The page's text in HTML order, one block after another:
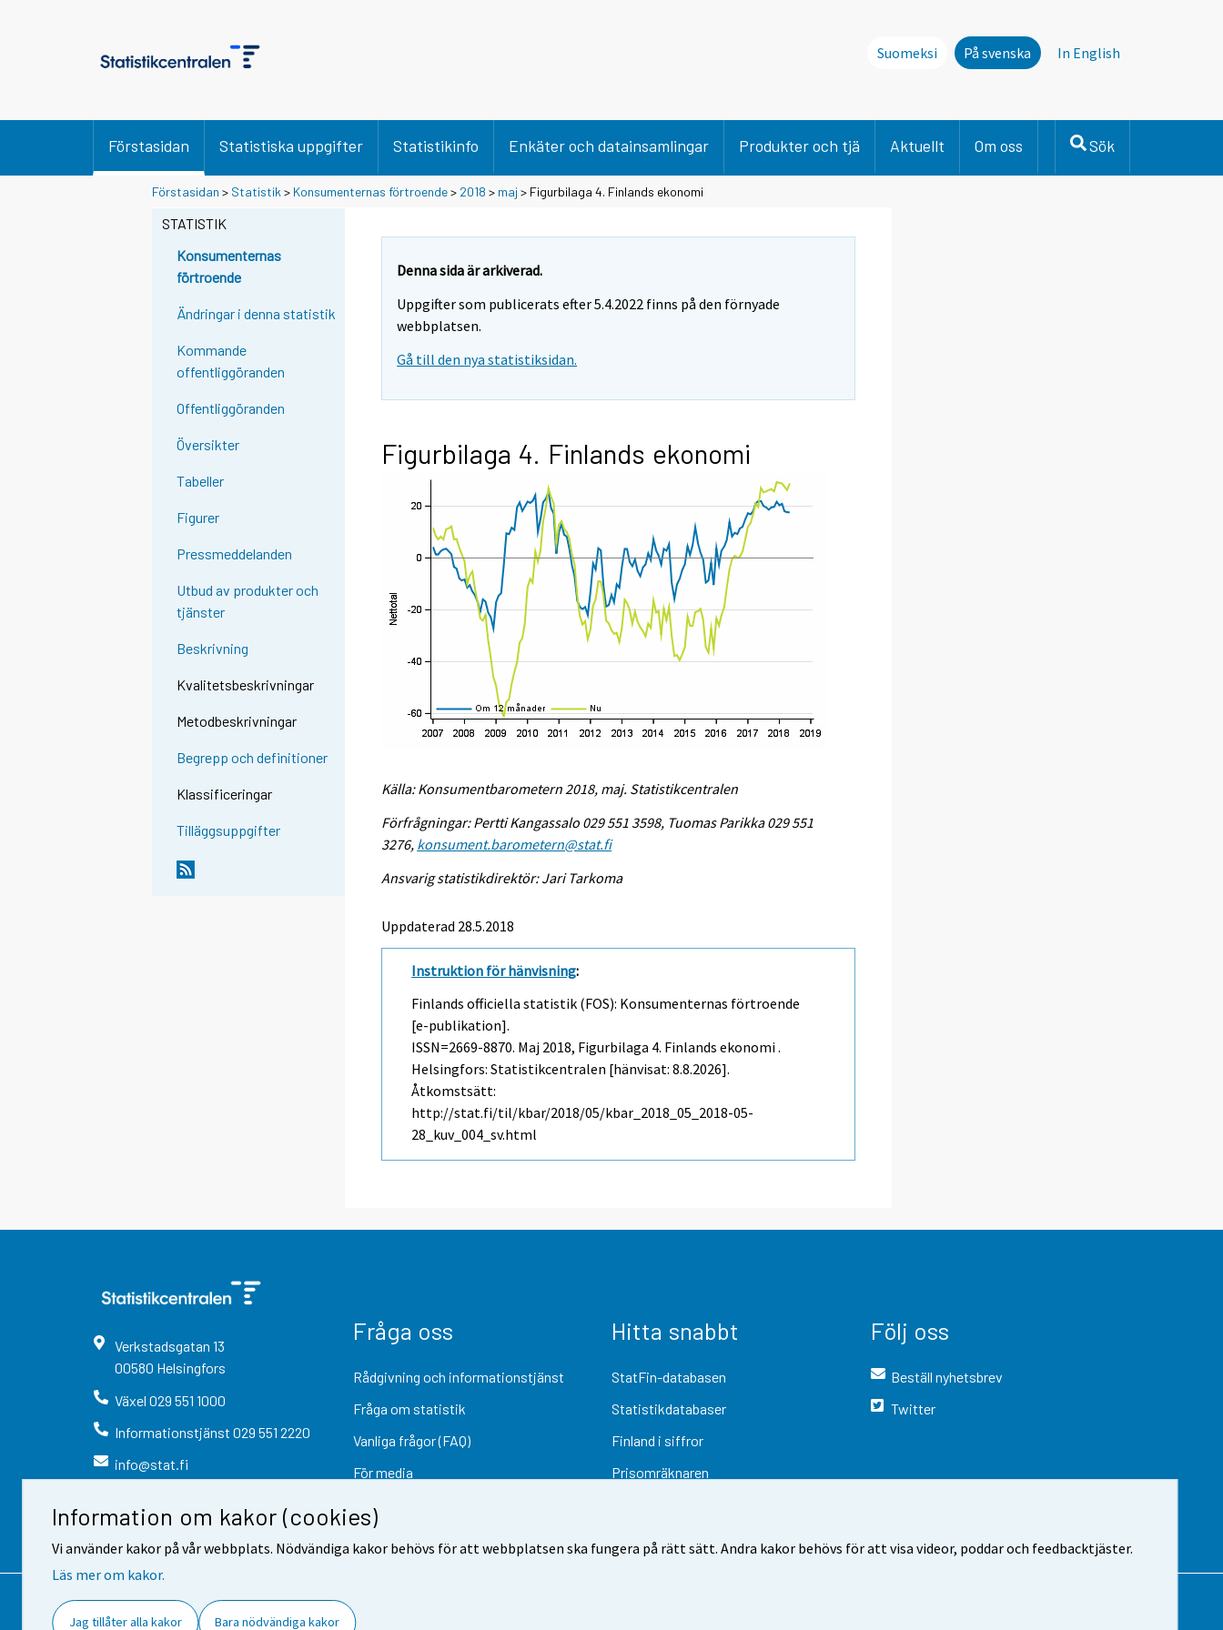
Information om kakor (cookies)
Vi använder kakor på vår webbplats. Nödvändiga kakor behövs för att webbplatsen ska fungera på rätt sätt. Andra kakor behövs för att visa videor, poddar och feedbacktjäster.
Läs mer om kakor.
Jag tillåter alla kakor Bara nödvändiga kakor
Suomeksi På svenska In English
Förstasidan Statistiska uppgifter Statistikinfo Enkäter och datainsamlingar Produkter och tjä Aktuellt Om oss Sök
Förstasidan > Statistik > Konsumenternas förtroende> 2018 > maj > Figurbilaga 4. Finlands ekonomi
STATISTIK
Konsumenternas
förtroende
Ändringar i denna statistik
Kommande
offentliggöranden
Offentliggöranden
Översikter
Tabeller
Figurer
Pressmeddelanden
Utbud av produkter och
tjänster
Beskrivning
Kvalitetsbeskrivningar
Metodbeskrivningar
Begrepp och definitioner
Klassificeringar
Tilläggsuppgifter
Denna sida är arkiverad.
Uppgifter som publicerats efter 5.4.2022 finns på den förnyade
webbplatsen.
Gå till den nya statistiksidan.
Figurbilaga 4. Finlands ekonomi
Källa: Konsumentbarometern 2018, maj. Statistikcentralen
Förfrågningar: Pertti Kangassalo 029 551 3598, Tuomas Parikka 029 551
3276, konsument.barometern@stat.fi
Ansvarig statistikdirektör: Jari Tarkoma
Uppdaterad 28.5.2018
Instruktion för hänvisning:
Finlands officiella statistik (FOS): Konsumenternas förtroende
[e-publikation].
ISSN=2669-8870. Maj 2018, Figurbilaga 4. Finlands ekonomi .
Helsingfors: Statistikcentralen [hänvisat: 8.8.2026].
Åtkomstsätt:
http://stat.fi/til/kbar/2018/05/kbar_2018_05_2018-05-
28_kuv_004_sv.html
Verkstadsgatan 13
00580 Helsingfors
Växel 029 551 1000
Informationstjänst 029 551 2220
info@stat.fi
Fråga oss
Rådgivning och informationstjänst
Fråga om statistik
Vanliga frågor (FAQ)
För media
Hitta snabbt
StatFin-databasen
Statistikdatabaser
Finland i siffror
Prisomräknaren
Följ oss
Beställ nyhetsbrev
Twitter
Kontaktinformation Respons